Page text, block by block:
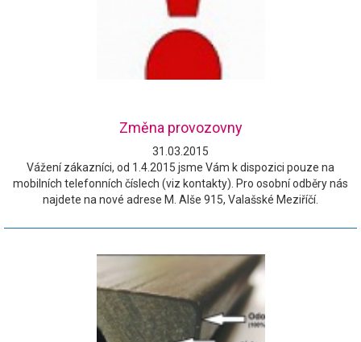
Změna provozovny
31.03.2015
Vážení zákazníci, od 1.4.2015 jsme Vám k dispozici pouze na
mobilních telefonních číslech (viz kontakty). Pro osobní odběry nás
najdete na nové adrese M. Alše 915, Valašské Meziříčí.